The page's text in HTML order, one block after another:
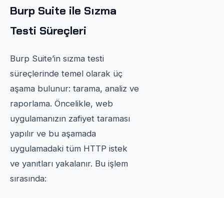
Burp Suite ile Sızma
Testi Süreçleri
Burp Suite’in sızma testi
süreçlerinde temel olarak üç
aşama bulunur: tarama, analiz ve
raporlama. Öncelikle, web
uygulamanızın zafiyet taraması
yapılır ve bu aşamada
uygulamadaki tüm HTTP istek
ve yanıtları yakalanır. Bu işlem
sırasında: